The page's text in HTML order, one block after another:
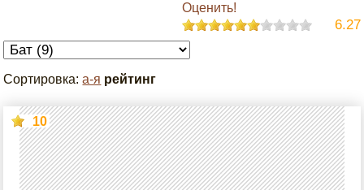
Оценить!
6.27
Сортировка:а-я рейтинг
10